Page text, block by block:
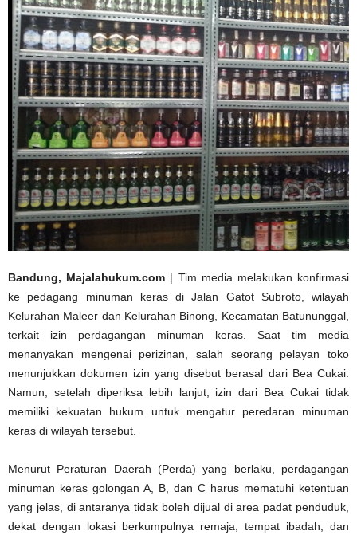
Bandung, Majalahukum.com | Tim media melakukan konfirmasi
ke pedagang minuman keras di Jalan Gatot Subroto, wilayah
Kelurahan Maleer dan Kelurahan Binong, Kecamatan Batununggal,
terkait izin perdagangan minuman keras. Saat tim media
menanyakan mengenai perizinan, salah seorang pelayan toko
menunjukkan dokumen izin yang disebut berasal dari Bea Cukai.
Namun, setelah diperiksa lebih lanjut, izin dari Bea Cukai tidak
memiliki kekuatan hukum untuk mengatur peredaran minuman
keras di wilayah tersebut.
Menurut Peraturan Daerah (Perda) yang berlaku, perdagangan
minuman keras golongan A, B, dan C harus mematuhi ketentuan
yang jelas, di antaranya tidak boleh dijual di area padat penduduk,
dekat dengan lokasi berkumpulnya remaja, tempat ibadah, dan